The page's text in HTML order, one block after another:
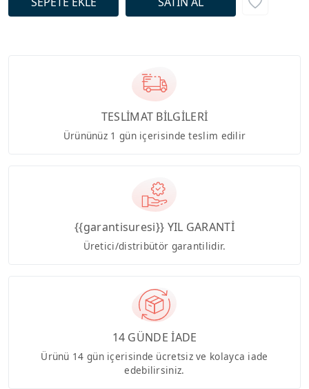
TESLİMAT BİLGİLERİ
Ürününüz 1 gün içerisinde teslim edilir
{{garantisuresi}} YIL GARANTİ
Üretici/distribütör garantilidir.
14 GÜNDE İADE
Ürünü 14 gün içerisinde ücretsiz ve kolayca iade
edebilirsiniz.